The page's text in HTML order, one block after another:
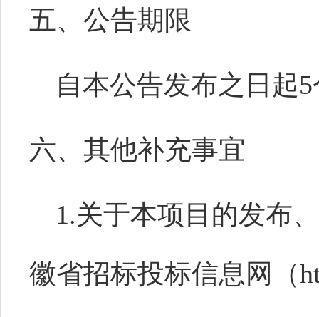
五、公告期限
自本公告发布之日起
六、其他补充事宜
1.关于本项目的发布
徽省招标投标信息网（